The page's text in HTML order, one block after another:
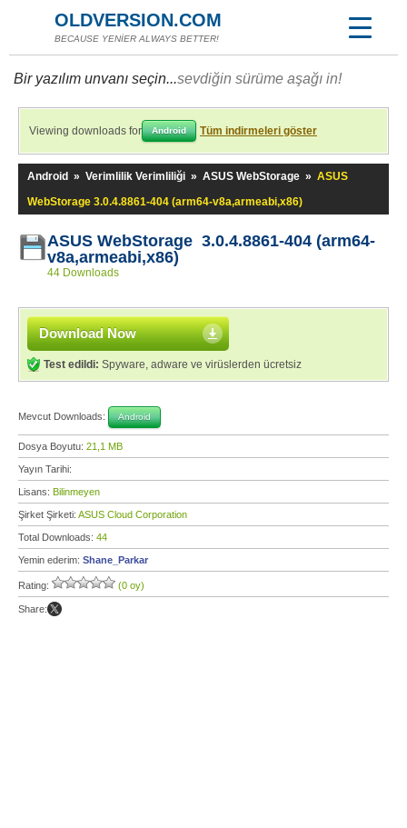
OLDVERSION.COM
BECAUSE YENİER ALWAYS BETTER!
Bir yazılım unvanı seçin...sevdiğin sürüme aşağı in!
Viewing downloads for Android Tüm indirmeleri göster
Android » Verimlilik Verimliliği » ASUS WebStorage » ASUS
WebStorage 3.0.4.8861-404 (arm64-v8a,armeabi,x86)
ASUS WebStorage 3.0.4.8861-404 (arm64-
v8a,armeabi,x86)
44 Downloads
Download Now
Test edildi: Spyware, adware ve virüslerden ücretsiz
Mevcut Downloads: Android
Dosya Boyutu: 21,1 MB
Yayın Tarihi:
Lisans: Bilinmeyen
Şirket Şirketi: ASUS Cloud Corporation
Total Downloads: 44
Yemin ederim: Shane_Parkar
Rating: (0 oy)
Share: